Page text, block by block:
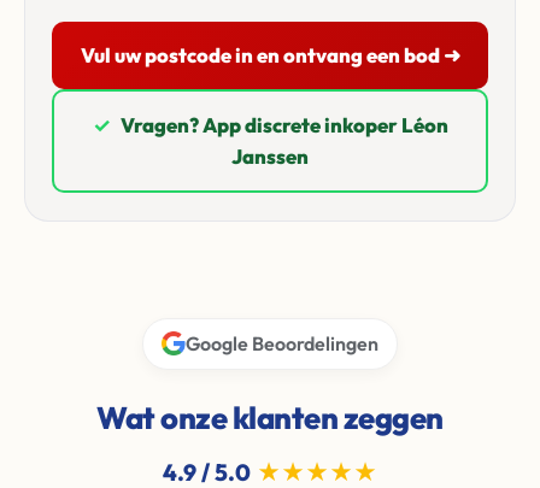
Vul uw postcode in en ontvang een bod ➜
✓ Vragen? App discrete inkoper Léon
Janssen
Google Beoordelingen
Wat onze klanten zeggen
4.9 / 5.0 ★★★★★